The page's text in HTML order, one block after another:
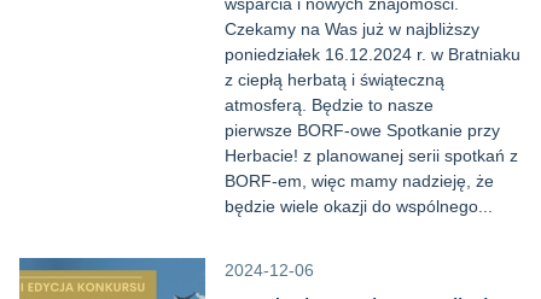
Czekamy na Was już w najbliższy
poniedziałek 16.12.2024 r. w Bratniaku
z ciepłą herbatą i świąteczną
atmosferą. Będzie to nasze
pierwsze BORF-owe Spotkanie przy
Herbacie! z planowanej serii spotkań z
BORF-em, więc mamy nadzieję, że
będzie wiele okazji do wspólnego...
2024-12-06